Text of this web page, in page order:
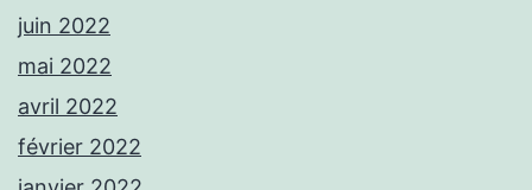
juin 2022
mai 2022
avril 2022
février 2022